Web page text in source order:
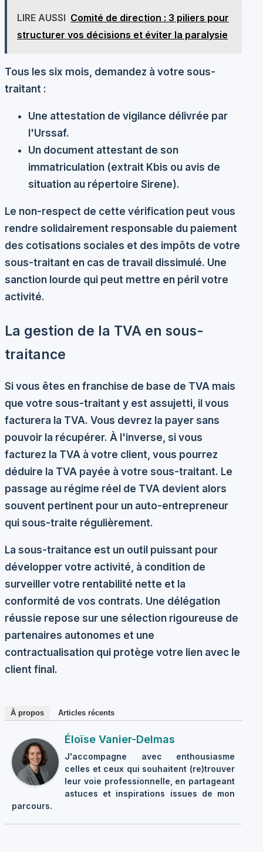
LIRE AUSSI Comité de direction : 3 piliers pour
structurer vos décisions et éviter la paralysie
Tous les six mois, demandez à votre sous-
traitant :
Une attestation de vigilance délivrée par
l'Urssaf.
Un document attestant de son
immatriculation (extrait Kbis ou avis de
situation au répertoire Sirene).
Le non-respect de cette vérification peut vous
rendre solidairement responsable du paiement
des cotisations sociales et des impôts de votre
sous-traitant en cas de travail dissimulé. Une
sanction lourde qui peut mettre en péril votre
activité.
La gestion de la TVA en sous-
traitance
Si vous êtes en franchise de base de TVA mais
que votre sous-traitant y est assujetti, il vous
facturera la TVA. Vous devrez la payer sans
pouvoir la récupérer. À l'inverse, si vous
facturez la TVA à votre client, vous pourrez
déduire la TVA payée à votre sous-traitant. Le
passage au régime réel de TVA devient alors
souvent pertinent pour un auto-entrepreneur
qui sous-traite régulièrement.
La sous-traitance est un outil puissant pour
développer votre activité, à condition de
surveiller votre rentabilité nette et la
conformité de vos contrats. Une délégation
réussie repose sur une sélection rigoureuse de
partenaires autonomes et une
contractualisation qui protège votre lien avec le
client final.
À propos Articles récents
Éloïse Vanier-Delmas
J'accompagne avec enthousiasme
celles et ceux qui souhaitent (re)trouver
leur voie professionnelle, en partageant
astuces et inspirations issues de mon
parcours.